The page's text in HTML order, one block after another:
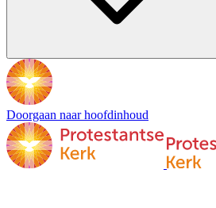
Doorgaan naar hoofdinhoud